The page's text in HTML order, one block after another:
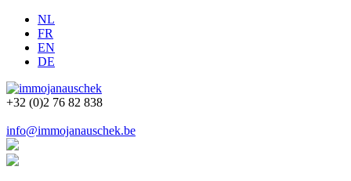
NL
FR
EN
DE
+32 (0)2 76 82 838
info@immojanauschek.be